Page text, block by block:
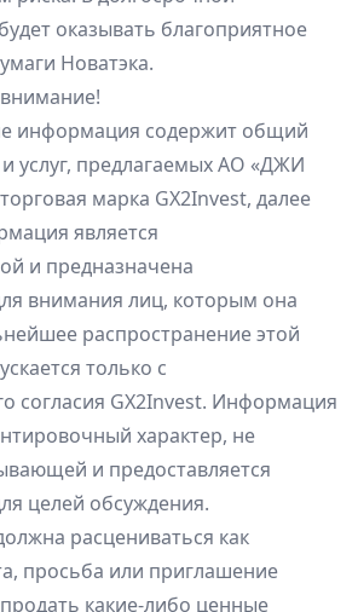
оказывать благоприятное
Новатэка.
информация содержит общий
услуг, предлагаемых АО «ДЖИ
марка GX2Invest, далее
является
и предназначена
внимания лиц, которым она
распространение этой
только с
согласия GX2Invest. Информация
характер, не
и предоставляется
целей обсуждения.
расцениваться как
просьба или приглашение
какие-либо ценные